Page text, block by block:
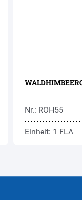
Nr.: ROH55
Einheit: 1 FLA